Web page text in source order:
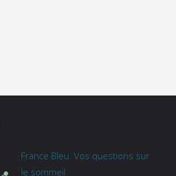
France Bleu. Vos questions sur
le sommeil